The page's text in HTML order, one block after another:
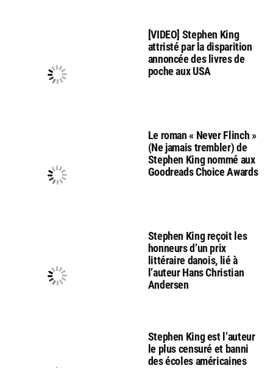
[VIDEO] Stephen King
attristé par la disparition
annoncée des livres de
poche aux USA
Le roman « Never Flinch »
(Ne jamais trembler) de
Stephen King nommé aux
Goodreads Choice Awards
Stephen King reçoit les
honneurs d’un prix
littéraire danois, lié à
l’auteur Hans Christian
Andersen
Stephen King est l’auteur
le plus censuré et banni
des écoles américaines